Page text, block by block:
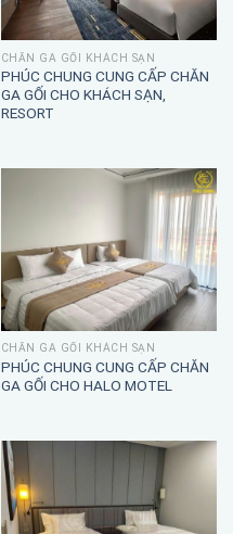
CHĂN GA GỐI KHÁCH SẠN
PHÚC CHUNG CUNG CẤP CHĂN
GA GỐI CHO KHÁCH SẠN,
RESORT
CHĂN GA GỐI KHÁCH SẠN
PHÚC CHUNG CUNG CẤP CHĂN
GA GỐI CHO HALO MOTEL